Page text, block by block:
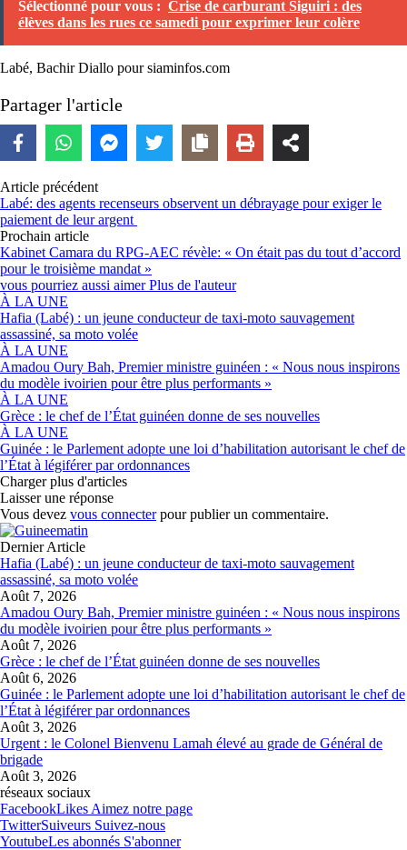
Sélectionné pour vous : Crise de carburant Siguiri : des
élèves dans les rues ce samedi pour exprimer leur colère
Labé, Bachir Diallo pour siaminfos.com
Partager l'article
Article précédent
Labé: des agents recenseurs observent un débrayage pour exiger le
paiement de leur argent
Prochain article
Kabinet Camara du RPG-AEC révèle: « On était pas du tout d’accord
pour le troisième mandat »
vous pourriez aussi aimer Plus de l'auteur
À LA UNE
Hafia (Labé) : un jeune conducteur de taxi-moto sauvagement
assassiné, sa moto volée
À LA UNE
Amadou Oury Bah, Premier ministre guinéen : « Nous nous inspirons
du modèle ivoirien pour être plus performants »
À LA UNE
Grèce : le chef de l’État guinéen donne de ses nouvelles
À LA UNE
Guinée : le Parlement adopte une loi d’habilitation autorisant le chef de
l’État à légiférer par ordonnances
Charger plus d'articles
Laisser une réponse
Vous devez vous connecterpour publier un commentaire.
Dernier Article
Hafia (Labé) : un jeune conducteur de taxi-moto sauvagement
assassiné, sa moto volée
Août 7, 2026
Amadou Oury Bah, Premier ministre guinéen : « Nous nous inspirons
du modèle ivoirien pour être plus performants »
Août 7, 2026
Grèce : le chef de l’État guinéen donne de ses nouvelles
Août 6, 2026
Guinée : le Parlement adopte une loi d’habilitation autorisant le chef de
l’État à légiférer par ordonnances
Août 3, 2026
Urgent : le Colonel Bienvenu Lamah élevé au grade de Général de
brigade
Août 3, 2026
réseaux sociaux
FacebookLikes Aimez notre page
TwitterSuiveurs Suivez-nous
YoutubeLes abonnés S'abonner